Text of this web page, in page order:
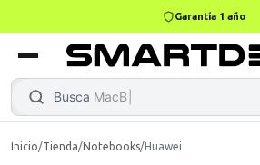
Garantía 1 año
Busca MacBook
Inicio/Tienda/Notebooks/Huawei